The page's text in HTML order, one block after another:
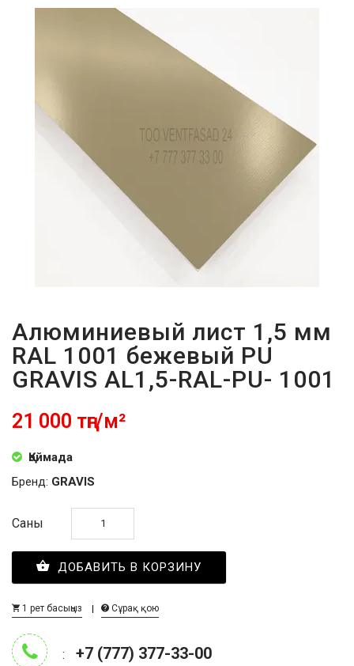
Алюминиевый лист 1,5 мм
RAL 1001 бежевый PU
GRAVIS AL1,5-RAL-PU- 1001
21 000 тңг/м²
Қоймада
Бренд: GRAVIS
Саны
ДОБАВИТЬ В КОРЗИНУ
1 рет басыңыз Сұрақ қою
: +7 (777) 377-33-00